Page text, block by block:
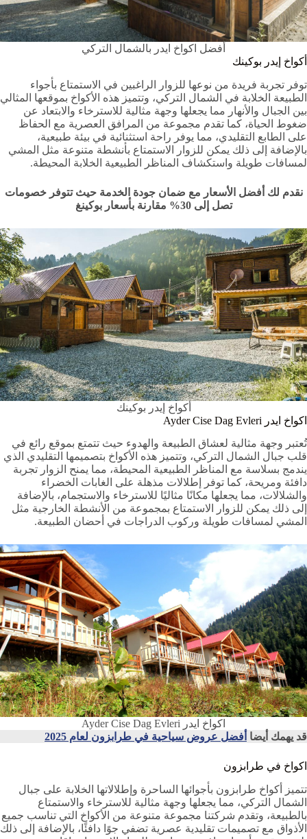
أفضل اكواخ ايدر بالشمال التركي
أكواخ إيدر بوكينك
توفر تجربة فريدة من نوعها للزوار الراغبين في الاستمتاع بأجواء
الطبيعة الخلابة في الشمال التركي، وتتميز هذه الأكواخ بموقعها المثالي
بين الجبال والأنهار مما يجعلها وجهة مثالية للاسترخاء والابتعاد عن
ضغوط الحياة، كما تقدم مجموعة من المرافق العصرية مع الحفاظ
على الطابع التقليدي، مما يوفر راحة استثنائية في بيئة طبيعية،
بالإضافة إلى ذلك يمكن للزوار الاستمتاع بأنشطة متنوعة مثل المشي
لمسافات طويلة واستكشاف المناظر الطبيعية الخلابة المحيطة.
نقدم لك أفضل الأسعار مع ضمان جودة الخدمة حيث تتوفر خصومات
تصل إلى30% مقارنة بأسعار بوكينغ
أكواخ إيدر بوكينك
اكواخ ايدر Ayder Cise Dag Evleri
تُعتبر وجهة مثالية لعشاق الطبيعة والهدوء حيث تتمتع بموقع رائع في
قلب جبال الشمال التركي، وتتميز هذه الأكواخ بتصميمها التقليدي الذي
يندمج بسلاسة مع المناظر الطبيعية المحيطة، مما يمنح الزوار تجربة
دافئة ومريحة، كما توفر إطلالات مذهلة على الغابات الخضراء
والشلالات، مما يجعلها مكانًا مثاليًا للاسترخاء والاستجمام، بالإضافة
إلى ذلك يمكن للزوار الاستمتاع بمجموعة من الأنشطة الخارجية مثل
المشي لمسافات طويلة وركوب الدراجات في أحضان الطبيعة.
اكواخ ايدر Ayder Cise Dag Evleri
قد يهمك أيضا أفضل عروض سياحية في طرابزون لعام 2025
اكواخ في طرابزون
تتميز أكواخ طرابزون بأجوائها الساحرة وإطلالاتها الخلابة على جبال
الشمال التركي، مما يجعلها وجهة مثالية للاسترخاء والاستمتاع
بالطبيعة، وتقدم شركتنا مجموعة متنوعة من الأكواخ التي تناسب جميع
الأذواق مع تصميمات تقليدية عصرية تضفي جوًا دافئًا، بالإضافة إلى ذلك